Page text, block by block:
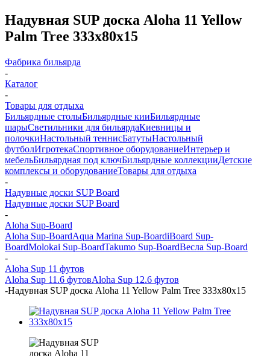
Надувная SUP доска Aloha 11 Yellow
Palm Tree 333x80x15
Фабрика бильярда
-
Каталог
-
Товары для отдыха
Бильярдные столыБильярдные кииБильярдные
шарыСветильники для бильярдаКиевницы и
полочкиНастольный теннисБатутыНастольный
футболИгротекаСпортивное оборудованиеИнтерьер и
мебельБильярдная под ключБильярдные коллекцииДетские
комплексы и оборудованиеТовары для отдыха
-
Надувные доски SUP Board
Надувные доски SUP Board
-
Aloha Sup-Board
Aloha Sup-BoardAqua Marina Sup-BoardiBoard Sup-
BoardMolokai Sup-BoardTakumo Sup-BoardВесла Sup-Board
-
Aloha Sup 11 футов
Aloha Sup 11.6 футовAloha Sup 12.6 футов
-Надувная SUP доска Aloha 11 Yellow Palm Tree 333x80x15